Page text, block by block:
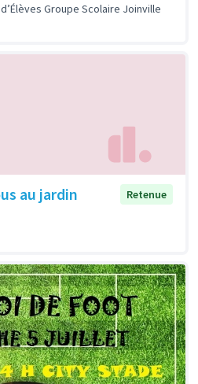
Groupe Scolaire Joinville
au jardin
Retenue